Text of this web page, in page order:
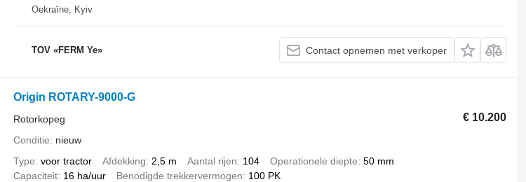
Oekraïne, Kyiv
TOV «FERM Ye» Contact opnemen met verkoper
Origin ROTARY-9000-G
€ 10.200
Rotorkopeg
Conditie
nieuw
Type voor tractor Afdekking 2,5 m Aantal rijen 104 Operationele diepte 50 mm
Capaciteit 16 ha/uur Benodigde trekkervermogen 100 PK